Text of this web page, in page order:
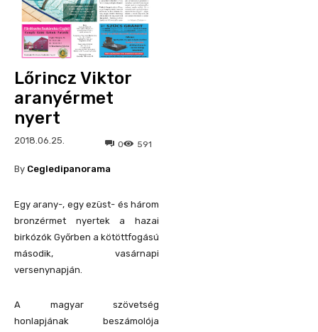
Lőrincz Viktor
aranyérmet
nyert
2018.06.25. 591
0
By Cegledipanorama
Egy arany-, egy ezüst- és három
bronzérmet nyertek a hazai
birkózók Győrben a kötöttfogású
második, vasárnapi
versenynapján.
A magyar szövetség
honlapjának beszámolója